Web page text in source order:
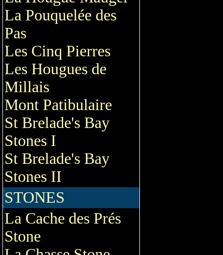
La Pouquelée des
Pas
Les Cinq Pierres
Les Hougues de
Millais
Mont Patibulaire
St Brelade's Bay
Stones I
St Brelade's Bay
Stones II
STONES
La Cache des Prés
Stone